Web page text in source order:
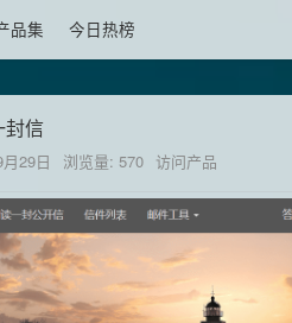
品集 今日热榜
封信
29日 浏览量: 570 访问产品